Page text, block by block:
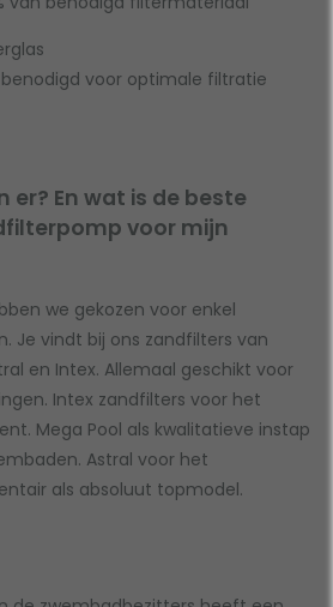
voor optimale filtratie
er? En wat is de beste
voor mijn
we gekozen voor enkel
Je vindt bij ons zandfilters van
en Intex. Allemaal geschikt voor
Intex zandfilters voor het
Mega Pool als kwalitatieve instap
Astral voor het
als absoluut topmodel.